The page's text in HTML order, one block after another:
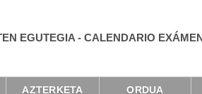
EGUTEGIA - CALENDARIO
AZTERKETA
ORDUA